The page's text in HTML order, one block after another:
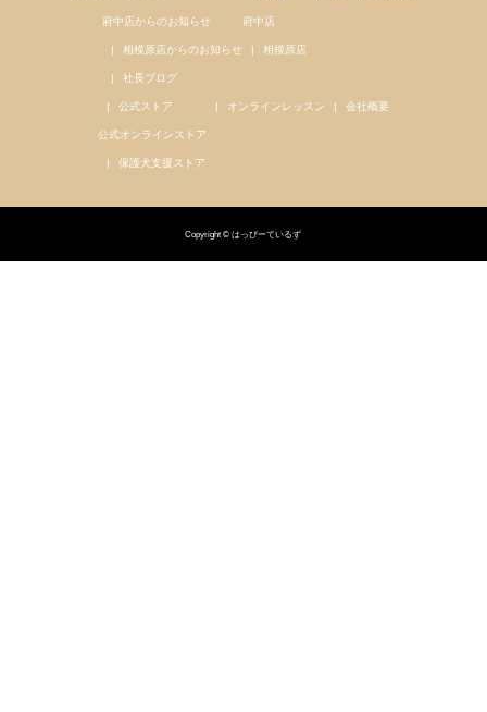
府中店からのお知らせ
相模原店からのお知らせ
社長ブログ
府中店
相模原店
公式ストア
公式オンラインストア
保護犬支援ストア
オンラインレッスン 会社概要
Copyright © はっぴーているず